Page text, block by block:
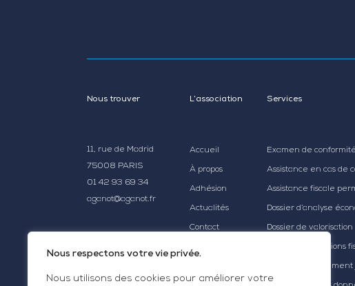
Nous respectons votre vie privée.
Nous utilisons des cookies pour améliorer votre
Nous trouver
11, rue de Madrid
75008 PARIS
01 42 93 69 34
aganot@aganot.fr
L’association
Accueil
À propos
Adhésion
Actualités
Contact
Services
Examen de
Assistance en cas de
Assistance fiscale
Dossier d’analyse
Dossier de valorisation
Notes d'informations
Suivi du